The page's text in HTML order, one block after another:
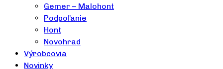
Gemer – Malohont
Podpoľanie
Hont
Novohrad
Výrobcovia
Novinky